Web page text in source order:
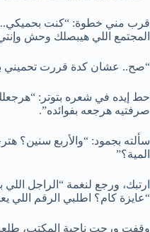
قرب مني خطوة: “كنت
المجتمع اللي هيبصلك وحش
“صح.. عشان كدة قررت تحميني
حط إيده في شعره بتوتر:
صرفتيه هرجعه بفوائده”.
سألته بجمود: “والأربع سنين؟
المية؟”
ارتبك، ورجع لنغمة “الراجل
“عايزة كام؟ اطلبي الرقم اللي
وقفت ورحت ناحية المكتب،